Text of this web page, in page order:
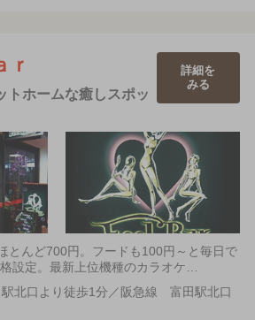
ｒ
トホームな癒しスポッ
詳細を
みる
とんど700円。フードも100円～と毎日で
設定。最新上位機種のカラオケ…
北口より徒歩1分／阪急線 富田駅北口